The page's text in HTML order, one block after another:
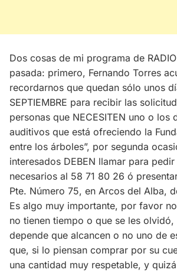
Dos cosas de mi programa de
pasada: primero, Fernando Torres
recordarnos que quedan sólo unos
SEPTIEMBRE para recibir las
personas que NECESITEN uno o los
auditivos que está ofreciendo la
entre los árboles”, por segunda
interesados DEBEN llamar para
necesarios al 58 71 80 26 ó
Pte. Número 75, en Arcos del Alba,
Es algo muy importante, por favor
no tienen tiempo o que se les
depende que alcancen o no uno de
que, si lo piensan comprar por su
una cantidad muy respetable, y